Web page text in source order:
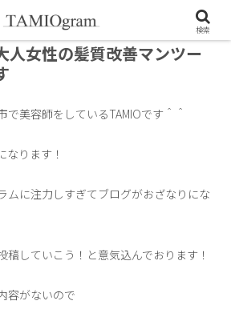
人女性の髪質改善マンツー
で美容師をしているTAMIOです＾＾
なります！
ムに注力しすぎてブログがおざなりにな
稿していこう！と意気込んでおります！
容がないので
検索